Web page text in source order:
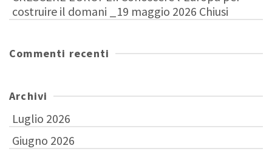
costruire il domani _19 maggio 2026 Chiusi
Commenti recenti
Archivi
Luglio 2026
Giugno 2026